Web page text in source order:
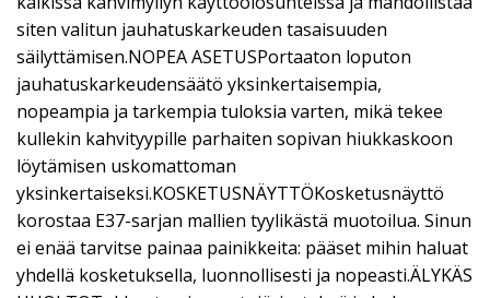
siten valitun jauhatuskarkeuden tasaisuuden
säilyttämisen.NOPEA ASETUSPortaaton loputon
jauhatuskarkeudensäätö yksinkertaisempia,
nopeampia ja tarkempia tuloksia varten, mikä tekee
kullekin kahvityypille parhaiten sopivan hiukkaskoon
löytämisen uskomattoman
yksinkertaiseksi.KOSKETUSNÄYTTÖKosketusnäyttö
korostaa E37-sarjan mallien tyylikästä muotoilua. Sinun
ei enää tarvitse painaa painikkeita: pääset mihin haluat
yhdellä kosketuksella, luonnollisesti ja nopeasti.ÄLYKÄS